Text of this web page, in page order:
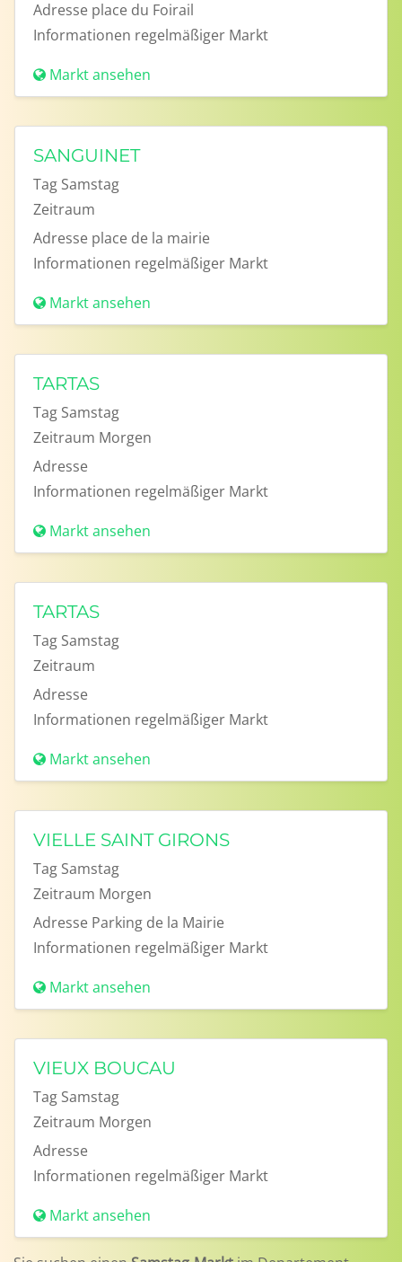
Adresse place du Foirail
Informationen regelmäßiger Markt
Markt ansehen
SANGUINET
Tag Samstag
Zeitraum
Adresse place de la mairie
Informationen regelmäßiger Markt
Markt ansehen
TARTAS
Tag Samstag
Zeitraum Morgen
Adresse
Informationen regelmäßiger Markt
Markt ansehen
TARTAS
Tag Samstag
Zeitraum
Adresse
Informationen regelmäßiger Markt
Markt ansehen
VIELLE SAINT GIRONS
Tag Samstag
Zeitraum Morgen
Adresse Parking de la Mairie
Informationen regelmäßiger Markt
Markt ansehen
VIEUX BOUCAU
Tag Samstag
Zeitraum Morgen
Adresse
Informationen regelmäßiger Markt
Markt ansehen